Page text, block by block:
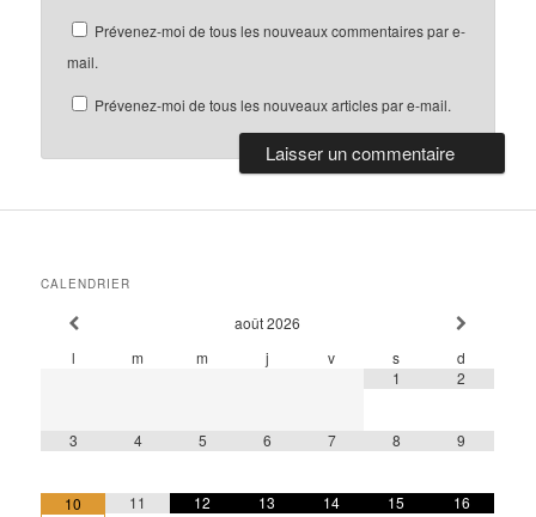
Prévenez-moi de tous les nouveaux commentaires par e-
mail.
Prévenez-moi de tous les nouveaux articles par e-mail.
CALENDRIER
août 2026
l
m m j v s
d
1
2
3 4 5 6 7 8 9
10 11 12 13 14 15 16